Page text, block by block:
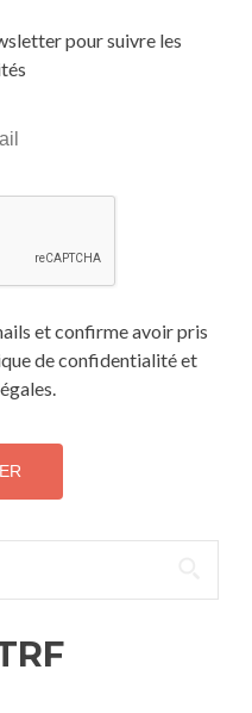
pour suivre les
et confirme avoir pris
de confidentialité et